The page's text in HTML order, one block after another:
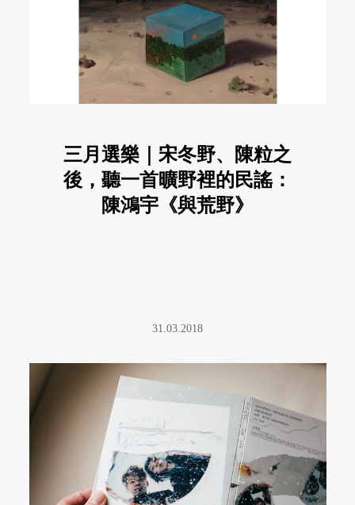
三月選樂｜宋冬野、陳粒之
後，聽一首曠野裡的民謠：
陳鴻宇《與荒野》
31.03.2018